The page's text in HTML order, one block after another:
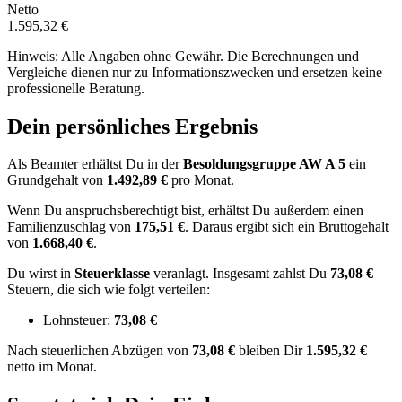
Netto
1.595,32 €
Hinweis: Alle Angaben ohne Gewähr. Die Berechnungen und
Vergleiche dienen nur zu Informationszwecken und ersetzen keine
professionelle Beratung.
Dein persönliches Ergebnis
Als Beamter erhältst Du in derBesoldungsgruppeAW A 5 ein
Grundgehalt von 1.492,89 € pro Monat.
Wenn Du anspruchsberechtigt bist, erhältst Du außerdem einen
Familienzuschlag von 175,51 €. Daraus ergibt sich ein Bruttogehalt
von 1.668,40 €.
Du wirst in Steuerklasse veranlagt. Insgesamt zahlst Du 73,08 €
Steuern, die sich wie folgt verteilen:
Lohnsteuer: 73,08 €
Nach steuerlichen Abzügen von 73,08 € bleiben Dir 1.595,32 €
netto im Monat.